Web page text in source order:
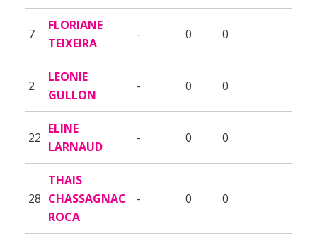
7
FLORIANE
TEIXEIRA
- 0 0
2
LEONIE
GULLON
- 0 0
22
ELINE
LARNAUD
- 0 0
28
THAIS
CHASSAGNAC
ROCA
- 0 0